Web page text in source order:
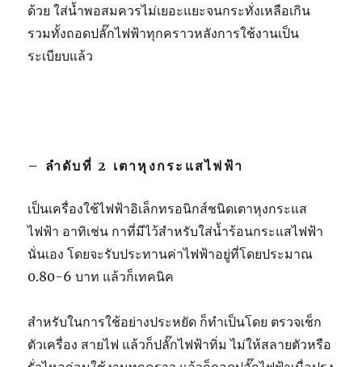
ด้วย ใส่น้ำพอสมควรไม่เยอะแยะจนกระทั่งเหลือเกิน
รวมทั้งถอดปลั๊กไฟฟ้าทุกคราวหลังการใช้งานเป็น
ระเบียบแล้ว
– ลำดับที่ 2 เตาหุงกระแสไฟฟ้า
เป็นเครื่องใช้ไฟฟ้าอิเล็กทรอนิกส์ชนิดเตาหุงกระแส
ไฟฟ้า อาทิเช่น กาที่มีไว้สำหรับใส่น้ำร้อนกระแสไฟฟ้า
นั่นเอง โดยจะรับประทานค่าไฟฟ้าอยู่ที่โดยประมาณ
0.80-6 บาท แล้วก็เทคนิค
สำหรับในการใช้อย่างประหยัด ก็ทำเป็นโดย ตรวจเช็ก
ตัวเครื่อง สายไฟ แล้วก็ปลั๊กไฟฟ้าทิ่ม ไม่ให้สลายตัวหรือ